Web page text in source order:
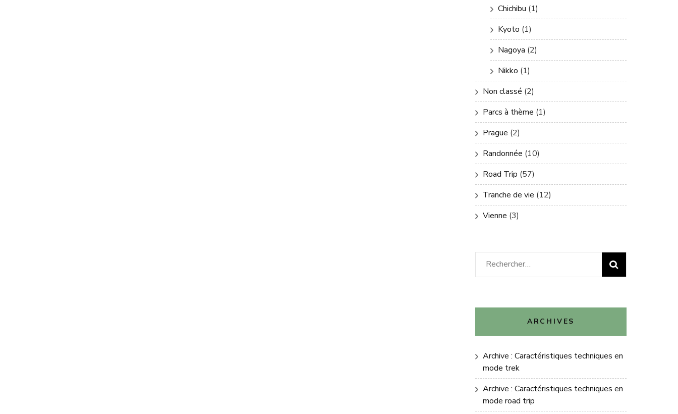
Chichibu (1)
Kyoto (1)
Nagoya (2)
Nikko (1)
Non classé (2)
Parcs à thème (1)
Prague (2)
Randonnée (10)
Road Trip (57)
Tranche de vie (12)
Vienne (3)
Rechercher :
ARCHIVES
Archive : Caractéristiques techniques en
mode trek
Archive : Caractéristiques techniques en
mode road trip